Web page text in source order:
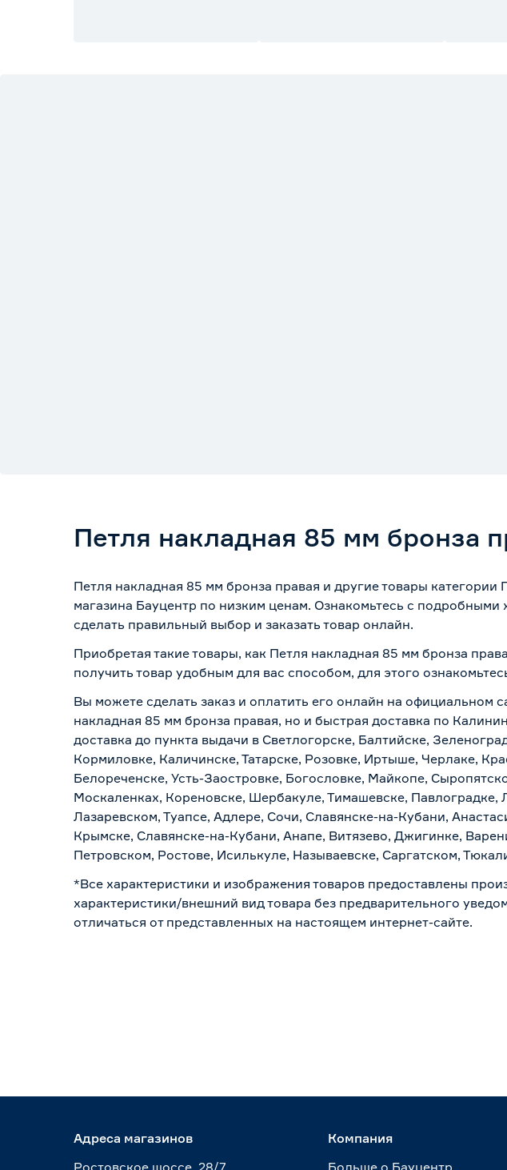
Петля накладная 85 мм бронза
Петля накладная 85 мм бронза правая и другие товары
магазина Бауцентр по низким ценам. Ознакомьтесь с
сделать правильный выбор и заказать товар онлайн.
Приобретая такие товары, как Петля накладная 85 мм бронза
получить товар удобным для вас способом, для этого
Вы можете сделать заказ и оплатить его онлайн на официальном
накладная 85 мм бронза правая, но и быстрая доставка по
доставка до пункта выдачи в Светлогорске, Балтийске,
Кормиловке, Каличинске, Татарске, Розовке, Иртыше, Черлаке,
Белореченске, Усть-Заостровке, Богословке, Майкопе,
Москаленках, Кореновске, Шербакуле, Тимашевске,
Лазаревском, Туапсе, Адлере, Сочи, Славянске-на-Кубани,
Крымске, Славянске-на-Кубани, Анапе, Витязево, Джигинке,
Петровском, Ростове, Исилькуле, Называевске, Саргатском,
*Все характеристики и изображения товаров предоставлены
характеристики/внешний вид товара без предварительного
отличаться от представленных на настоящем интернет-сайте.
Адреса магазинов
Ростовское шоссе, 28/7
Компания
Больше о Бауцентр